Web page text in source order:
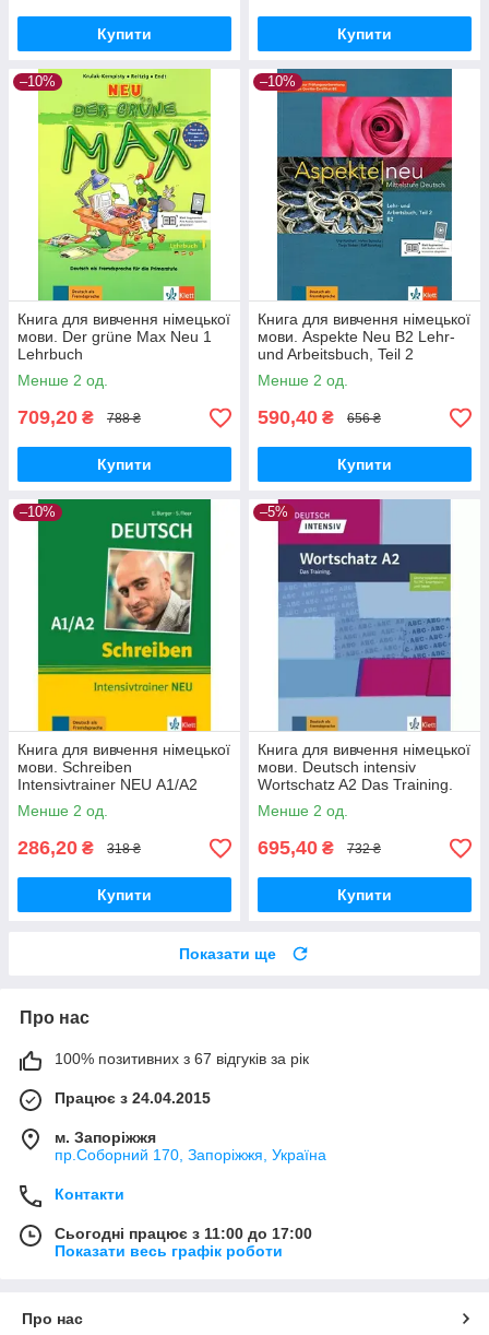
Купити Купити
–10%
Книга для вивчення німецької
мови. Der grüne Max Neu 1
Lehrbuch
Менше 2 од.
709,20 ₴ 788 ₴
Купити
–10%
Книга для вивчення німецької
мови. Aspekte Neu B2 Lehr-
und Arbeitsbuch, Teil 2
Менше 2 од.
590,40 ₴ 656 ₴
Купити
–10%
Книга для вивчення німецької
мови. Schreiben
Intensivtrainer NEU А1/А2
Менше 2 од.
286,20 ₴ 318 ₴
Купити
–5%
Книга для вивчення німецької
мови. Deutsch intensiv
Wortschatz A2 Das Training.
Buch + online
Менше 2 од.
695,40 ₴ 732 ₴
Купити
Показати ще
Про нас
100% позитивних з 67 відгуків за рік
Працює з 24.04.2015
м. Запоріжжя
пр.Соборний 170, Запоріжжя, Україна
Контакти
Сьогодні працює з 11:00 до 17:00
Показати весь графік роботи
Про нас